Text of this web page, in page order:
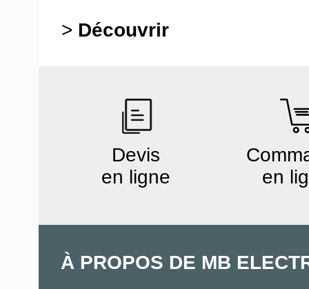
> Découvrir
Devis
en ligne
en
À PROPOS DE MB